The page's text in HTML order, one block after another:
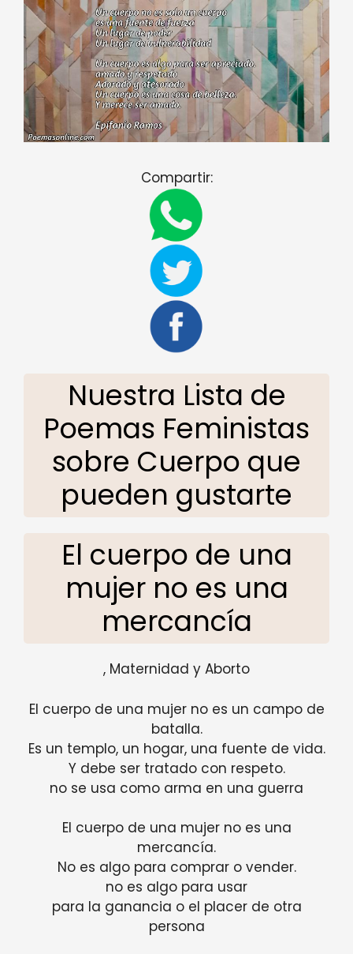
Compartir:
Nuestra Lista de
Poemas Feministas
sobre Cuerpo que
pueden gustarte
El cuerpo de una
mujer no es una
mercancía
, Maternidad y Aborto
El cuerpo de una mujer no es un campo de
batalla.
Es un templo, un hogar, una fuente de vida.
Y debe ser tratado con respeto.
no se usa como arma en una guerra
El cuerpo de una mujer no es una
mercancía.
No es algo para comprar o vender.
no es algo para usar
para la ganancia o el placer de otra
persona